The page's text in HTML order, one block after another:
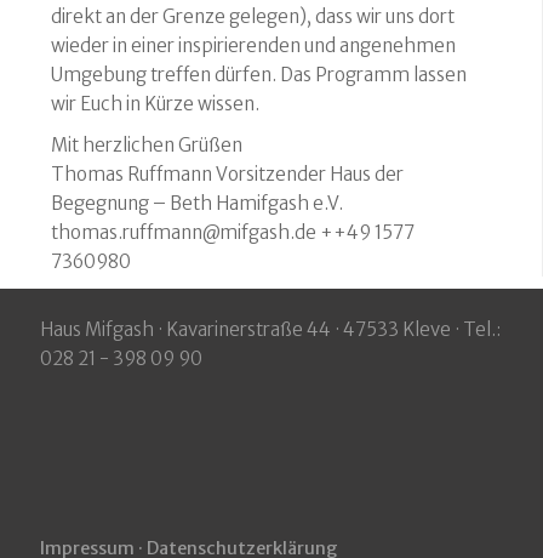
direkt an der Grenze gelegen), dass wir uns dort
wieder in einer inspirierenden und angenehmen
Umgebung treffen dürfen. Das Programm lassen
wir Euch in Kürze wissen.
Mit herzlichen Grüßen
Thomas Ruffmann Vorsitzender Haus der
Begegnung – Beth Hamifgash e.V.
thomas.ruffmann@mifgash.de ++49 1577
7360980
Haus Mifgash · Kavarinerstraße 44 · 47533 Kleve · Tel.:
028 21 - 398 09 90
Impressum · Datenschutzerklärung